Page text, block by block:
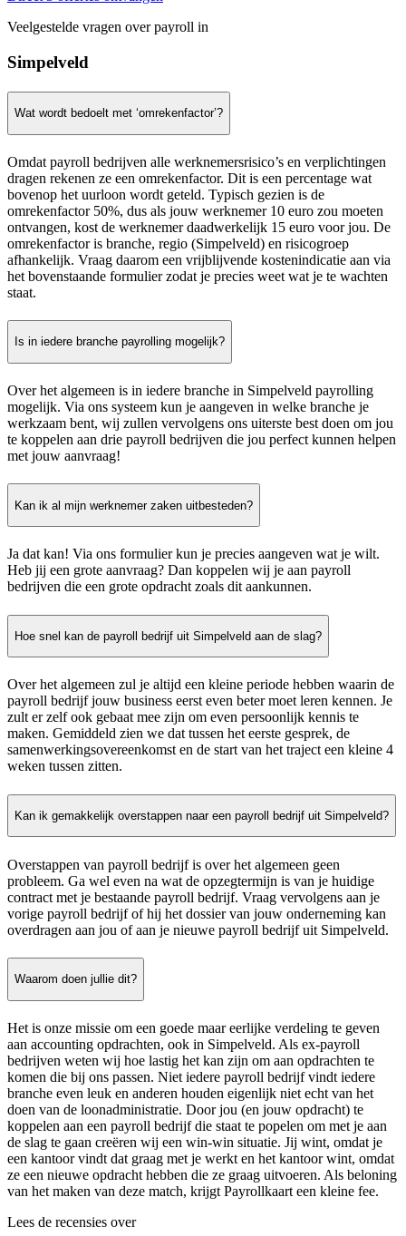
Veelgestelde vragen over payroll in
Simpelveld
Wat wordt bedoelt met ‘omrekenfactor’?
Omdat payroll bedrijven alle werknemersrisico’s en verplichtingen
dragen rekenen ze een omrekenfactor. Dit is een percentage wat
bovenop het uurloon wordt geteld. Typisch gezien is de
omrekenfactor 50%, dus als jouw werknemer 10 euro zou moeten
ontvangen, kost de werknemer daadwerkelijk 15 euro voor jou. De
omrekenfactor is branche, regio (Simpelveld) en risicogroep
afhankelijk. Vraag daarom een vrijblijvende kostenindicatie aan via
het bovenstaande formulier zodat je precies weet wat je te wachten
staat.
Is in iedere branche payrolling mogelijk?
Over het algemeen is in iedere branche in Simpelveld payrolling
mogelijk. Via ons systeem kun je aangeven in welke branche je
werkzaam bent, wij zullen vervolgens ons uiterste best doen om jou
te koppelen aan drie payroll bedrijven die jou perfect kunnen helpen
met jouw aanvraag!
Kan ik al mijn werknemer zaken uitbesteden?
Ja dat kan! Via ons formulier kun je precies aangeven wat je wilt.
Heb jij een grote aanvraag? Dan koppelen wij je aan payroll
bedrijven die een grote opdracht zoals dit aankunnen.
Hoe snel kan de payroll bedrijf uit Simpelveld aan de slag?
Over het algemeen zul je altijd een kleine periode hebben waarin de
payroll bedrijf jouw business eerst even beter moet leren kennen. Je
zult er zelf ook gebaat mee zijn om even persoonlijk kennis te
maken. Gemiddeld zien we dat tussen het eerste gesprek, de
samenwerkingsovereenkomst en de start van het traject een kleine 4
weken tussen zitten.
Kan ik gemakkelijk overstappen naar een payroll bedrijf uit Simpelveld?
Overstappen van payroll bedrijf is over het algemeen geen
probleem. Ga wel even na wat de opzegtermijn is van je huidige
contract met je bestaande payroll bedrijf. Vraag vervolgens aan je
vorige payroll bedrijf of hij het dossier van jouw onderneming kan
overdragen aan jou of aan je nieuwe payroll bedrijf uit Simpelveld.
Waarom doen jullie dit?
Het is onze missie om een goede maar eerlijke verdeling te geven
aan accounting opdrachten, ook in Simpelveld. Als ex-payroll
bedrijven weten wij hoe lastig het kan zijn om aan opdrachten te
komen die bij ons passen. Niet iedere payroll bedrijf vindt iedere
branche even leuk en anderen houden eigenlijk niet echt van het
doen van de loonadministratie. Door jou (en jouw opdracht) te
koppelen aan een payroll bedrijf die staat te popelen om met je aan
de slag te gaan creëren wij een win-win situatie. Jij wint, omdat je
een kantoor vindt dat graag met je werkt en het kantoor wint, omdat
ze een nieuwe opdracht hebben die ze graag uitvoeren. Als beloning
van het maken van deze match, krijgt Payrollkaart een kleine fee.
Lees de recensies over